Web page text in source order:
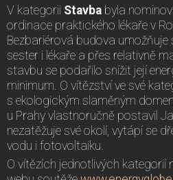
V kategorii Stavba byla
ordinace praktického lékaře v
Bezbariérová budova
sester i lékaře a přes relativně
stavbu se podařilo snížit její
minimum. O vítězství ve své
s ekologickým slaměným
u Prahy vlastnoručně postavil
nezatěžuje své okolí, vytápí se
vodu i fotovoltaiku.
O vítězích jednotlivých kategorií